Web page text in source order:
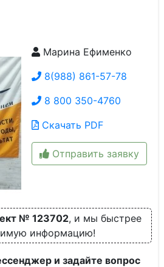
Марина Ефименко
8(988) 861-57-78
8 800 350-4760
Скачать PDF
Отправить заявку
№ 123702, и мы быстрее
информацию!
и задайте вопрос